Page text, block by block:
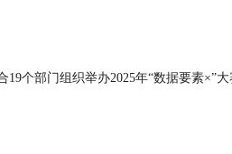
个部门组织举办2025年“数据要素×”大